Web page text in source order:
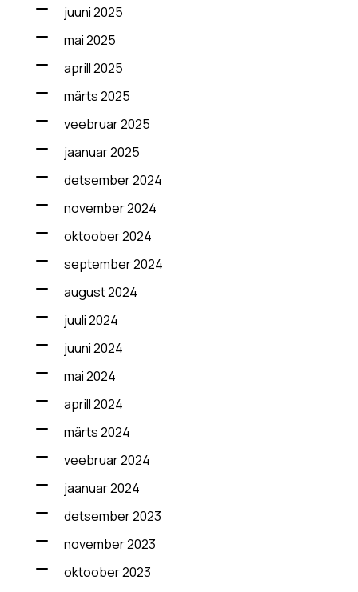
juuni 2025
mai 2025
aprill 2025
märts 2025
veebruar 2025
jaanuar 2025
detsember 2024
november 2024
oktoober 2024
september 2024
august 2024
juuli 2024
juuni 2024
mai 2024
aprill 2024
märts 2024
veebruar 2024
jaanuar 2024
detsember 2023
november 2023
oktoober 2023